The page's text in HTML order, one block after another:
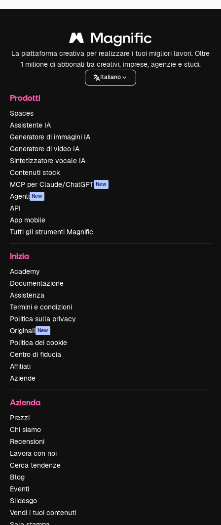
La piattaforma creativa per realizzare i tuoi migliori lavori. Oltre
1 milione di abbonati tra creativi, imprese, agenzie e studi.
Italiano
Prodotti
Spaces
Assistente IA
Generatore di immagini IA
Generatore di video IA
Sintetizzatore vocale IA
Contenuti stock
MCP per Claude/ChatGPT New
Agenti New
API
App mobile
Tutti gli strumenti Magnific
Inizia
Academy
Documentazione
Assistenza
Termini e condizioni
Politica sulla privacy
Originali New
Politica dei cookie
Centro di fiducia
Affiliati
Aziende
Azienda
Prezzi
Chi siamo
Recensioni
Lavora con noi
Cerca tendenze
Blog
Eventi
Slidesgo
Vendi i tuoi contenuti